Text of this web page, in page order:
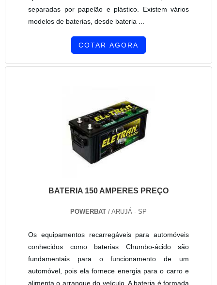
separadas por papelão e plástico. Existem vários
modelos de baterias, desde bateria ...
COTAR AGORA
BATERIA 150 AMPERES PREÇO
POWERBAT / ARUJÁ - SP
Os equipamentos recarregáveis para automóveis
conhecidos como baterias Chumbo-ácido são
fundamentais para o funcionamento de um
automóvel, pois ela fornece energia para o carro e
alimenta o arranque do veículo. A bateria é formada